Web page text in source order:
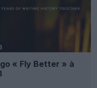
« Fly Better » à